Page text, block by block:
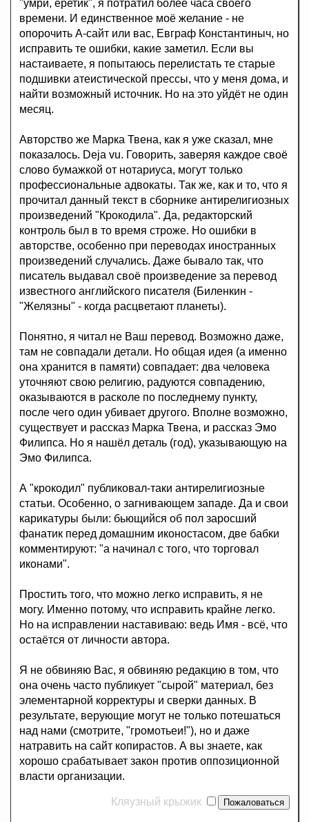
"умри, еретик", я потратил более часа своего
времени. И единственное моё желание - не
опорочить А-сайт или вас, Евграф Константиныч, но
исправить те ошибки, какие заметил. Если вы
настаиваете, я попытаюсь перелистать те старые
подшивки атеистической прессы, что у меня дома, и
найти возможный источник. Но на это уйдёт не один
месяц.
Авторство же Марка Твена, как я уже сказал, мне
показалось. Deja vu. Говорить, заверяя каждое своё
слово бумажкой от нотариуса, могут только
профессиональные адвокаты. Так же, как и то, что я
прочитал данный текст в сборнике антирелигиозных
произведений "Крокодила". Да, редакторский
контроль был в то время строже. Но ошибки в
авторстве, особенно при переводах иностранных
произведений случались. Даже бывало так, что
писатель выдавал своё произведение за перевод
известного английского писателя (Биленкин -
"Желязны" - когда расцветают планеты).
Понятно, я читал не Ваш перевод. Возможно даже,
там не совпадали детали. Но общая идея (а именно
она хранится в памяти) совпадает: два человека
уточняют свою религию, радуются совпадению,
оказываются в расколе по последнему пункту,
после чего один убивает другого. Вполне возможно,
существует и рассказ Марка Твена, и рассказ Эмо
Филипса. Но я нашёл деталь (год), указывающую на
Эмо Филипса.
А "крокодил" публиковал-таки антирелигиозные
статьи. Особенно, о загнивающем западе. Да и свои
карикатуры были: бьющийся об пол заросший
фанатик перед домашним иконостасом, две бабки
комментируют: "а начинал с того, что торговал
иконами".
Простить того, что можно легко исправить, я не
могу. Именно потому, что исправить крайне легко.
Но на исправлении наставиваю: ведь Имя - всё, что
остаётся от личности автора.
Я не обвиняю Вас, я обвиняю редакцию в том, что
она очень часто публикует "сырой" материал, без
элементарной корректуры и сверки данных. В
результате, верующие могут не только потешаться
над нами (смотрите, "громотьеи!"), но и даже
натравить на сайт копирастов. А вы знаете, как
хорошо срабатывает закон против оппозиционной
власти организации.
Кляузный крыжик